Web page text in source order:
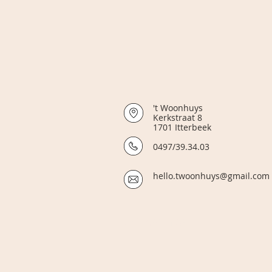
't Woonhuys
Kerkstraat 8
1701 Itterbeek
0497/39.34.03
hello.twoonhuys@gmail.com